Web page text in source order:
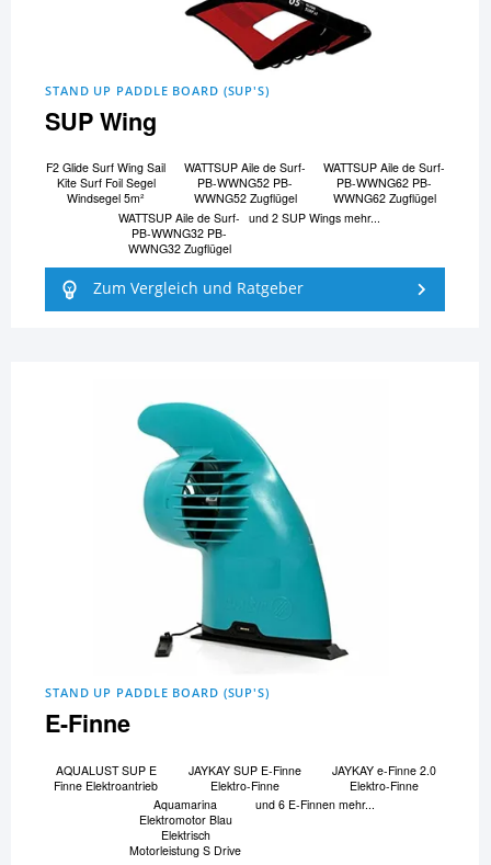
STAND UP PADDLE BOARD (SUP'S)
SUP Wing
F2 Glide Surf Wing Sail
Kite Surf Foil Segel
Windsegel 5m²
WATTSUP Aile de Surf-
PB-WWNG52 PB-
WWNG52 Zugflügel
WATTSUP Aile de Surf-
PB-WWNG62 PB-
WWNG62 Zugflügel
WATTSUP Aile de Surf-
PB-WWNG32 PB-
WWNG32 Zugflügel
und 2 SUP Wings mehr...
Zum Vergleich und Ratgeber
STAND UP PADDLE BOARD (SUP'S)
E-Finne
AQUALUST SUP E
Finne Elektroantrieb
JAYKAY SUP E-Finne
Elektro-Finne
JAYKAY e-Finne 2.0
Elektro-Finne
Aquamarina
Elektromotor Blau
Elektrisch
Motorleistung S Drive
und 6 E-Finnen mehr...